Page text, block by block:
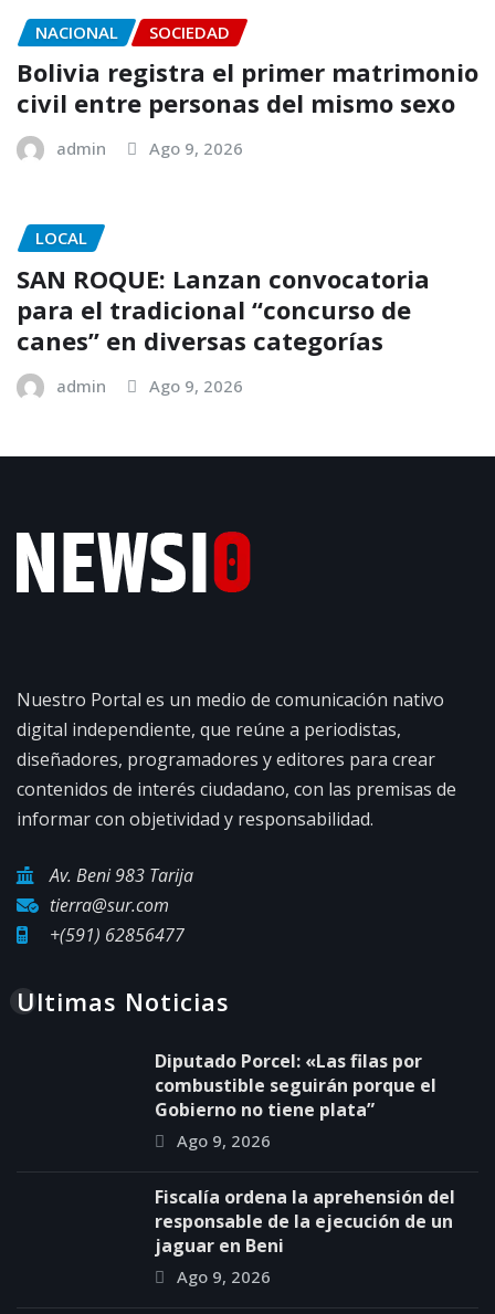
NACIONAL SOCIEDAD
Bolivia registra el primer matrimonio
civil entre personas del mismo sexo
admin Ago 9, 2026
LOCAL
SAN ROQUE: Lanzan convocatoria
para el tradicional “concurso de
canes” en diversas categorías
admin Ago 9, 2026
Nuestro Portal es un medio de comunicación nativo
digital independiente, que reúne a periodistas,
diseñadores, programadores y editores para crear
contenidos de interés ciudadano, con las premisas de
informar con objetividad y responsabilidad.
Av. Beni 983 Tarija
tierra@sur.com
+(591) 62856477
Ultimas Noticias
Diputado Porcel: «Las filas por
combustible seguirán porque el
Gobierno no tiene plata”
Ago 9, 2026
Fiscalía ordena la aprehensión del
responsable de la ejecución de un
jaguar en Beni
Ago 9, 2026